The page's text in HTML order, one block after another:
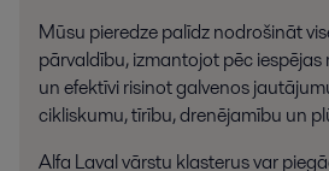
Mūsu pieredze palīdz nodrošināt
pārvaldību, izmantojot pēc
un efektīvi risinot galvenos
cikliskumu, tīrību, drenējamību un
Alfa Laval vārstu klasterus var